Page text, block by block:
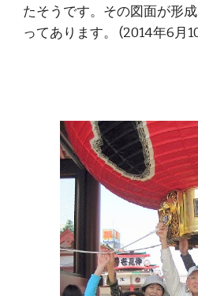
たそうです。その図面が形
ってあります。 (2014年6月